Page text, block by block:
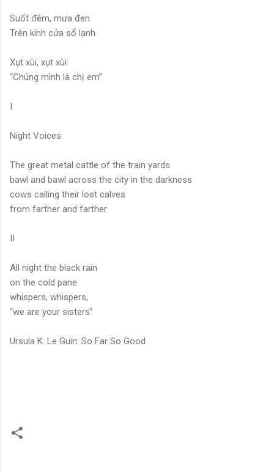
Suốt đêm, mưa đen
Trên kính cửa sổ lạnh
Xụt xùi, xụt xùi:
“Chúng mình là chị em”
I
Night Voices
The great metal cattle of the train yards
bawl and bawl across the city in the darkness
cows calling their lost calves
from farther and farther
II
All night the black rain
on the cold pane
whispers, whispers,
“we are your sisters”
Ursula K. Le Guin: So Far So Good